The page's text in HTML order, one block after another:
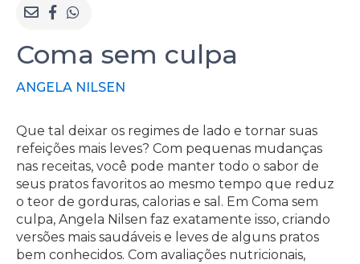
Coma sem culpa
ANGELA NILSEN
Que tal deixar os regimes de lado e tornar suas
refeições mais leves? Com pequenas mudanças
nas receitas, você pode manter todo o sabor de
seus pratos favoritos ao mesmo tempo que reduz
o teor de gorduras, calorias e sal. Em Coma sem
culpa, Angela Nilsen faz exatamente isso, criando
versões mais saudáveis e leves de alguns pratos
bem conhecidos. Com avaliações nutricionais,